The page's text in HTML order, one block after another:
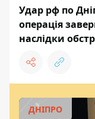
Удар рф по
операція
наслідки
ДНІПРО